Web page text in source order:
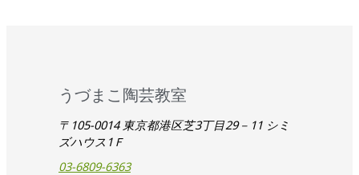
うづまこ陶芸教室
〒105-0014 東京都港区芝3丁目29－11 シミ
ズハウス1Ｆ
03-6809-6363